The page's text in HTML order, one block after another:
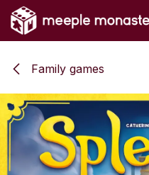
Skip to Content
Family games